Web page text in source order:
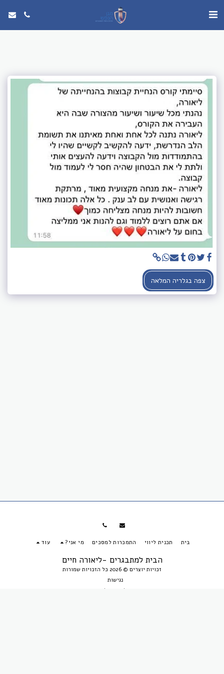
צפה בגלריה המלאה
הבית למתבגרים -ליאורה חיים
זכויות יוצרים © 2026 כל הזכויות שמורות
נגישות
עוצב על ידי
הבלוגריסטית
בית תכנית ליווי התמכרות למסכים מי אני? עוד